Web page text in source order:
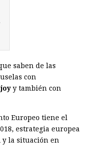
saben de las
con
y también con
Europeo tiene el
estrategia europea
y la situación en